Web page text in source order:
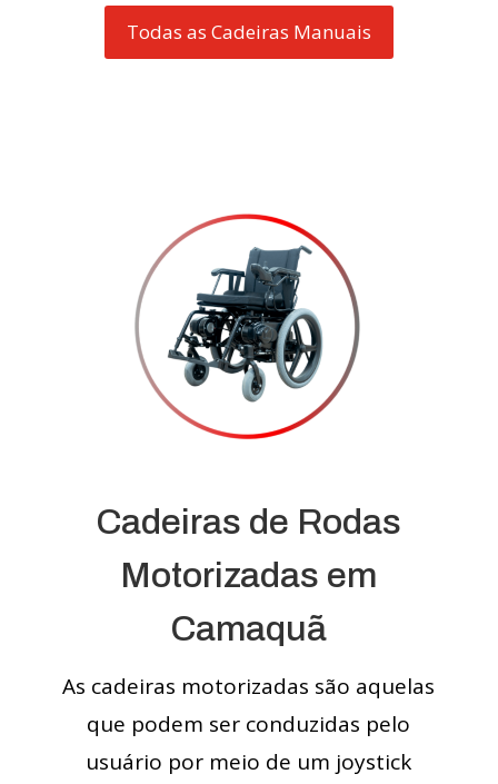
Todas as Cadeiras Manuais
Cadeiras de Rodas
Motorizadas em
Camaquã
As cadeiras motorizadas são aquelas
que podem ser conduzidas pelo
usuário por meio de um joystick